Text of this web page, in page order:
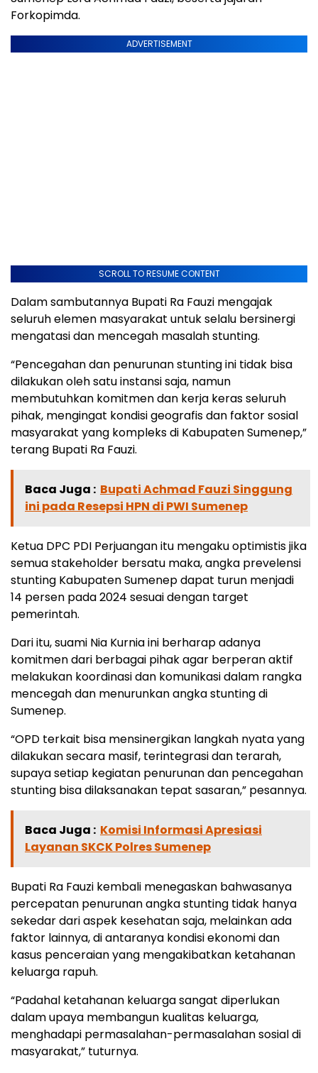
Forkopimda.
ADVERTISEMENT
SCROLL TO RESUME CONTENT
Dalam sambutannya Bupati Ra Fauzi mengajak
seluruh elemen masyarakat untuk selalu bersinergi
mengatasi dan mencegah masalah stunting.
“Pencegahan dan penurunan stunting ini tidak bisa
dilakukan oleh satu instansi saja, namun
membutuhkan komitmen dan kerja keras seluruh
pihak, mengingat kondisi geografis dan faktor sosial
masyarakat yang kompleks di Kabupaten Sumenep,”
terang Bupati Ra Fauzi.
Baca Juga : Bupati Achmad Fauzi Singgung
ini pada Resepsi HPN di PWI Sumenep
Ketua DPC PDI Perjuangan itu mengaku optimistis jika
semua stakeholder bersatu maka, angka prevelensi
stunting Kabupaten Sumenep dapat turun menjadi
14 persen pada 2024 sesuai dengan target
pemerintah.
Dari itu, suami Nia Kurnia ini berharap adanya
komitmen dari berbagai pihak agar berperan aktif
melakukan koordinasi dan komunikasi dalam rangka
mencegah dan menurunkan angka stunting di
Sumenep.
“OPD terkait bisa mensinergikan langkah nyata yang
dilakukan secara masif, terintegrasi dan terarah,
supaya setiap kegiatan penurunan dan pencegahan
stunting bisa dilaksanakan tepat sasaran,” pesannya.
Baca Juga : Komisi Informasi Apresiasi
Layanan SKCK Polres Sumenep
Bupati Ra Fauzi kembali menegaskan bahwasanya
percepatan penurunan angka stunting tidak hanya
sekedar dari aspek kesehatan saja, melainkan ada
faktor lainnya, di antaranya kondisi ekonomi dan
kasus penceraian yang mengakibatkan ketahanan
keluarga rapuh.
“Padahal ketahanan keluarga sangat diperlukan
dalam upaya membangun kualitas keluarga,
menghadapi permasalahan-permasalahan sosial di
masyarakat,” tuturnya.